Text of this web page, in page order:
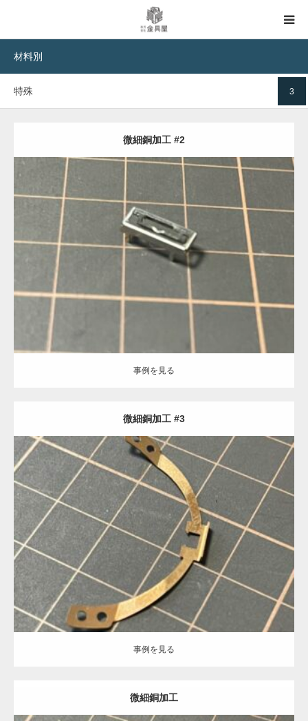
材料別
3
特殊
微細銅加工 #2
Category: 半導体部品 機械部品 微細加工 板金加工
事例を見る
微細銅加工 #3
Category:特殊 半導体部品 機械部品 微細加工 板金加工
事例を見る
事例を見る
微細銅加工
用途別
加工別
処理別